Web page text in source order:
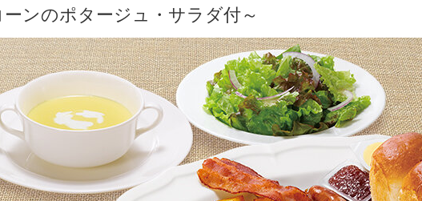
ンのポタージュ・サラダ付～